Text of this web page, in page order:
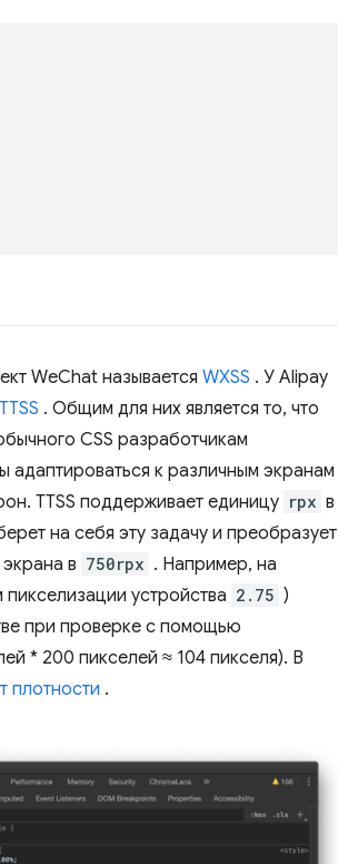
WeChat называется WXSS . У Alipay
TTSS . Общим для них является то, что
CSS разработчикам
к различным экранам
TTSS поддерживает единицу rpx в
на себя эту задачу и преобразует
в 750rpx . Например, на
устройства 2.75 )
при проверке с помощью
* 200 пикселей ≈ 104 пикселя). В
плотности .